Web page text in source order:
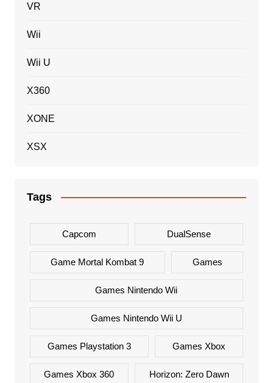
VR
Wii
Wii U
X360
XONE
XSX
Tags
Capcom DualSense
Game Mortal Kombat 9 Games
Games Nintendo Wii
Games Nintendo Wii U
Games Playstation 3 Games Xbox
Games Xbox 360 Horizon: Zero Dawn